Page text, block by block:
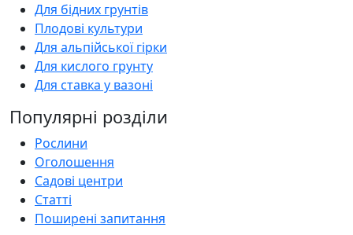
Для бідних грунтів
Плодові культури
Для альпійської гірки
Для кислого грунту
Для ставка у вазоні
Популярні розділи
Рослини
Оголошення
Садові центри
Статті
Поширені запитання